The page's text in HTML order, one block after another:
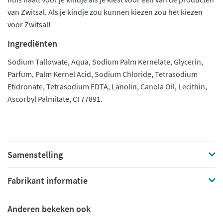
van Zwitsal. Als je kindje zou kunnen kiezen zou het kiezen
voor Zwitsal!
Ingrediënten
Sodium Tallowate, Aqua, Sodium Palm Kernelate, Glycerin,
Parfum, Palm Kernel Acid, Sodium Chloride, Tetrasodium
Etidronate, Tetrasodium EDTA, Lanolin, Canola Oil, Lecithin,
Ascorbyl Palmitate, CI 77891.
Samenstelling
Fabrikant informatie
Anderen bekeken ook